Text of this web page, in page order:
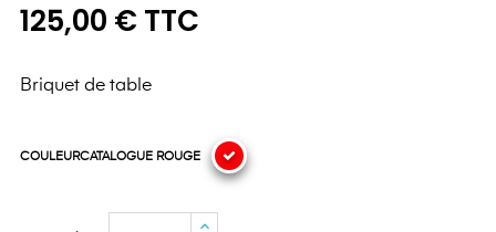
125,00 € TTC
Briquet de table
COULEURCATALOGUE ROUGE